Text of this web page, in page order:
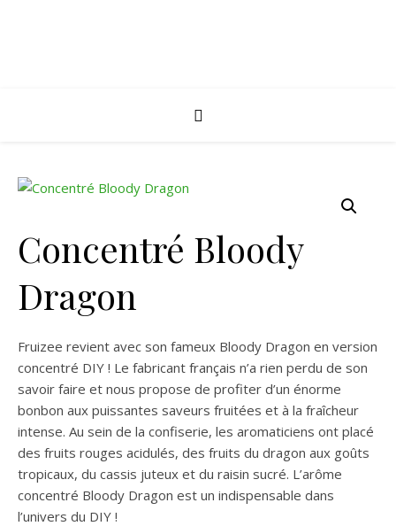
Concentré Bloody
Dragon
Fruizee revient avec son fameux Bloody Dragon en version
concentré DIY ! Le fabricant français n’a rien perdu de son
savoir faire et nous propose de profiter d’un énorme
bonbon aux puissantes saveurs fruitées et à la fraîcheur
intense. Au sein de la confiserie, les aromaticiens ont placé
des fruits rouges acidulés, des fruits du dragon aux goûts
tropicaux, du cassis juteux et du raisin sucré. L’arôme
concentré Bloody Dragon est un indispensable dans
l’univers du DIY !